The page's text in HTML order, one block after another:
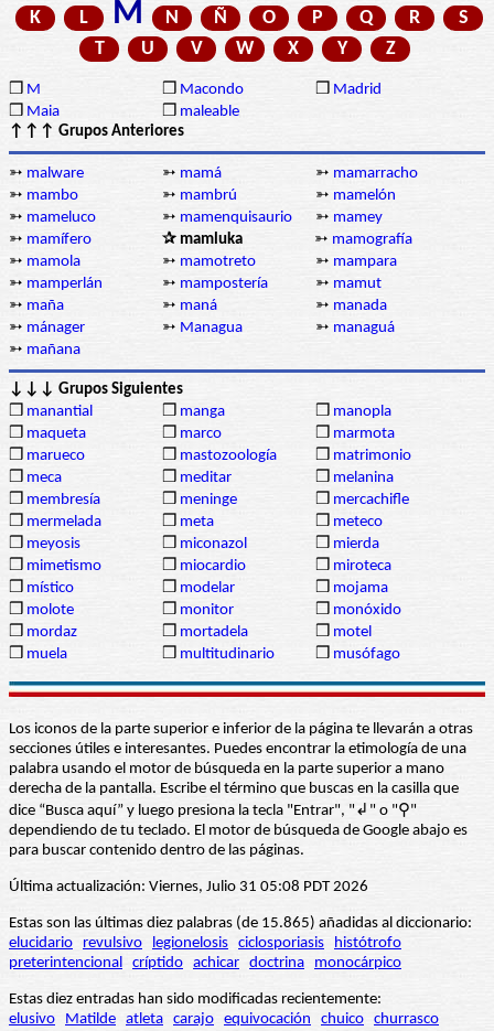
K
L M N Ñ O P Q R
S
T
U V W X Y Z
❒ M ❒ Macondo ❒ Madrid
❒ Maia ❒ maleable
↑↑↑ Grupos Anteriores
➳ malware ➳ mamá ➳ mamarracho
➳ mambo ➳ mambrú ➳ mamelón
➳ mameluco ➳ mamenquisaurio ➳ mamey
➳ mamífero ✰ mamluka ➳ mamografía
➳ mamola ➳ mamotreto ➳ mampara
➳ mamperlán ➳ mampostería ➳ mamut
➳ maña ➳ maná ➳ manada
➳ mánager ➳ Managua ➳ managuá
➳ mañana
↓↓↓ Grupos Siguientes
❒ manantial ❒ manga ❒ manopla
❒ maqueta ❒ marco ❒ marmota
❒ marueco ❒ mastozoología ❒ matrimonio
❒ meca ❒ meditar ❒ melanina
❒ membresía ❒ meninge ❒ mercachifle
❒ mermelada ❒ meta ❒ meteco
❒ meyosis ❒ miconazol ❒ mierda
❒ mimetismo ❒ miocardio ❒ miroteca
❒ místico ❒ modelar ❒ mojama
❒ molote ❒ monitor ❒ monóxido
❒ mordaz ❒ mortadela ❒ motel
❒ muela ❒ multitudinario ❒ musófago
Los iconos de la parte superior e inferior de la página te llevarán a otras
secciones útiles e interesantes. Puedes encontrar la etimología de una
palabra usando el motor de búsqueda en la parte superior a mano
derecha de la pantalla. Escribe el término que buscas en la casilla que
dice “Busca aquí” y luego presiona la tecla "Entrar", "↲" o "⚲"
dependiendo de tu teclado. El motor de búsqueda de Google abajo es
para buscar contenido dentro de las páginas.
Última actualización: Viernes, Julio 31 05:08 PDT 2026
Estas son las últimas diez palabras (de 15.865) añadidas al diccionario:
elucidario
revulsivo legionelosis ciclosporiasis
histótrofo
preterintencional críptido achicar doctrina monocárpico
Estas diez entradas han sido modificadas recientemente:
elusivo
Matilde atleta carajo equivocación chuico churrasco